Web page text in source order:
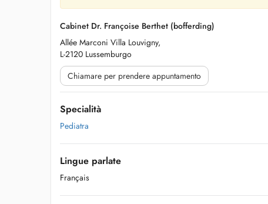
Cabinet Dr. Françoise Berthet (bofferding)
Allée Marconi Villa Louvigny,
L-2120 Lussemburgo
Chiamare per prendere appuntamento
Specialità
Pediatra
Lingue parlate
Français